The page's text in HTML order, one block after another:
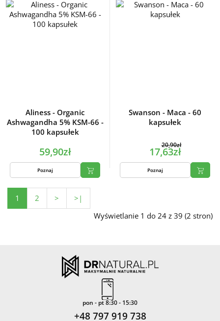
Aliness - Organic
Ashwagandha 5% KSM-66 -
100 kapsułek
59,90zł
Poznaj
Swanson - Maca - 60
kapsułek
20,90zł
17,63zł
Poznaj
1 2 >
>|
Wyświetlanie 1 do 24 z 39 (2 stron)
pon - pt 8:30 - 15:30
+48 797 919 738